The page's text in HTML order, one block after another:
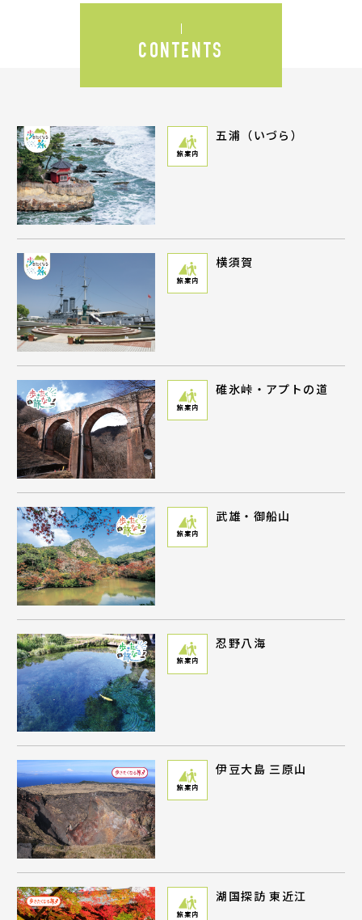
CONTENTS
旅案内
五浦（いづら）
旅案内
横須賀
旅案内
碓氷峠・アプトの道
旅案内
武雄・御船山
旅案内
忍野八海
旅案内
伊豆大島 三原山
旅案内
湖国探訪 東近江